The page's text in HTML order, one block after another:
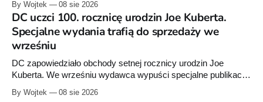
By Wojtek 08 sie 2026
DC uczci 100. rocznicę urodzin Joe Kuberta.
Specjalne wydania trafią do sprzedaży we
wrześniu
DC zapowiedziało obchody setnej rocznicy urodzin Joe
Kuberta. We wrześniu wydawca wypuści specjalne publikacje
sprzedaży niemal dokładnie w dniu jego urodzin.
By Wojtek 08 sie 2026